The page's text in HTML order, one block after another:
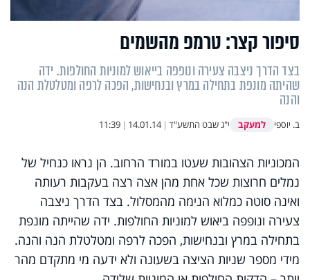
סיפור קצר: טרמפ מהשמים
בצד הדרך ניצבה צעירה ונופפה בייאוש למוניות החולפות. ידה
שהיתה מונפת בתחילה במרץ ובנחישות, הפכה לרפה ומטלטלת הנה
והנה
ב. יוספי למעקב י"ג שבט התשע"ד |
14.01.14
|
11:39
המכוניות הצהובות שעטו במורד הרחוב. הן נראו כנחיל של
נמלים חרוצות שכל אחת מהן אצה רצה בעקבות רעותה
ואינה סוטה כמלוא הנימה מהמסלול. בצד הדרך ניצבה
צעירה ונופפה ביאוש למוניות החולפות. ידה שהייתה מונפת
בתחילה במרץ ובנחישות, הפכה לרפה ומטלטלת הנה והנה.
מידי מספר שניות הציצה בשעונה ולא ידעה מי מתקדם מהר